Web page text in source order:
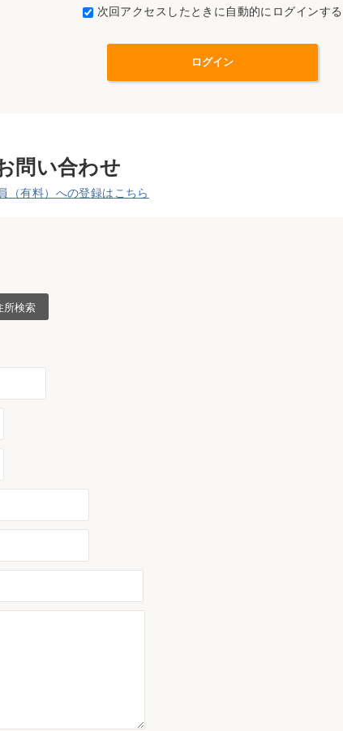
次回アクセスしたときに自動的にログインする
問い合わせ
（有料）への登録はこちら
所検索